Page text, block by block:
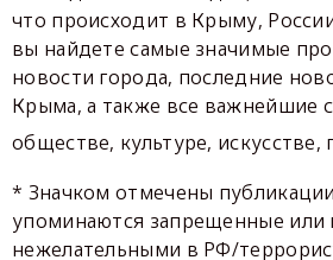
что происходит в Крыму,
вы найдете самые значимые
новости города, последние
Крыма, а также все важнейшие
обществе, культуре, искусстве,
* Значком отмечены
упоминаются запрещенные или
нежелательными в РФ/